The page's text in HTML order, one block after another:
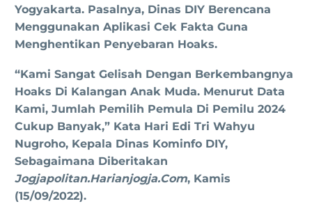
Yogyakarta. Pasalnya, Dinas DIY Berencana
Menggunakan Aplikasi Cek Fakta Guna
Menghentikan Penyebaran Hoaks.
“Kami Sangat Gelisah Dengan Berkembangnya
Hoaks Di Kalangan Anak Muda. Menurut Data
Kami, Jumlah Pemilih Pemula Di Pemilu 2024
Cukup Banyak,” Kata Hari Edi Tri Wahyu
Nugroho, Kepala Dinas Kominfo DIY,
Sebagaimana Diberitakan
Jogjapolitan.harianjogja.com, Kamis
(15/09/2022).